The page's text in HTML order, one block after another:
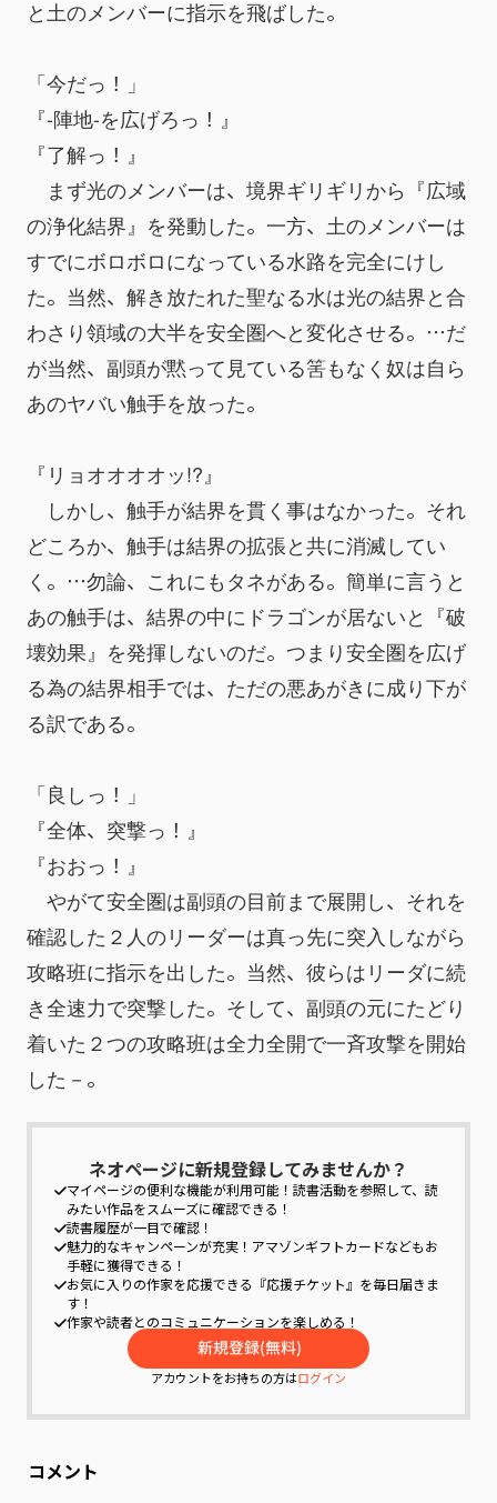
と土のメンバーに指示を飛ばした。
「今だっ！」
『-陣地-を広げろっ！』
『了解っ！』
まず光のメンバーは、境界ギリギリから『広域
の浄化結界』を発動した。一方、土のメンバーは
すでにボロボロになっている水路を完全にけし
た。当然、解き放たれた聖なる水は光の結界と合
わさり領域の大半を安全圏へと変化させる。…だ
が当然、副頭が黙って見ている筈もなく奴は自ら
あのヤバい触手を放った。
『リョオオオオッ!?』
しかし、触手が結界を貫く事はなかった。それ
どころか、触手は結界の拡張と共に消滅してい
く。…勿論、これにもタネがある。簡単に言うと
あの触手は、結界の中にドラゴンが居ないと『破
壊効果』を発揮しないのだ。つまり安全圏を広げ
る為の結界相手では、ただの悪あがきに成り下が
る訳である。
「良しっ！」
『全体、突撃っ！』
『おおっ！』
やがて安全圏は副頭の目前まで展開し、それを
確認した２人のリーダーは真っ先に突入しながら
攻略班に指示を出した。当然、彼らはリーダに続
き全速力で突撃した。そして、副頭の元にたどり
着いた２つの攻略班は全力全開で一斉攻撃を開始
した－。
ネオページに新規登録してみませんか？
マイページの便利な機能が利用可能！ 読書活動を参照して、読
みたい作品をスムーズに確認できる！
読書履歴が一目で確認！
魅力的なキャンペーンが充実！ アマゾンギフトカードなどもお
手軽に獲得できる！
お気に入りの作家を応援できる『応援チケット』を毎日届きま
す！
作家や読者とのコミュニケーションを楽しめる！
アカウントをお持ちの方はログイン
コメント